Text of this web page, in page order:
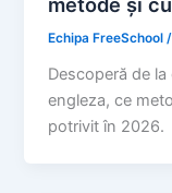
Echipa FreeSchool
Descoperă de
engleza, ce
potrivit în 2026.